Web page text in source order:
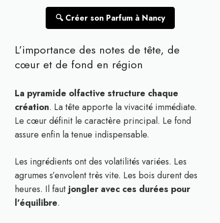
🔍 Créer son Parfum à Nancy
L’importance des notes de tête, de
cœur et de fond en région
La pyramide olfactive structure chaque
création. La tête apporte la vivacité immédiate.
Le cœur définit le caractère principal. Le fond
assure enfin la tenue indispensable.
Les ingrédients ont des volatilités variées. Les
agrumes s’envolent très vite. Les bois durent des
heures. Il fautjongler avec ces durées pour
l’équilibre.